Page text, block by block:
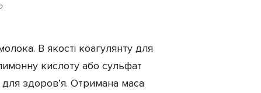
В якості коагулянту для
кислоту або сульфат
здоров’я. Отримана маса